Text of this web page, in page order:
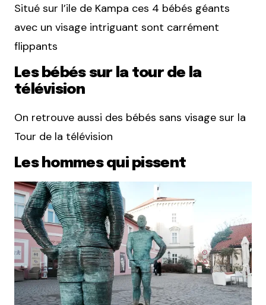
Situé sur l’ile de Kampa ces 4 bébés géants
avec un visage intriguant sont carrément
flippants
Les bébés sur la tour de la
télévision
On retrouve aussi des bébés sans visage sur la
Tour de la télévision
Les hommes qui pissent